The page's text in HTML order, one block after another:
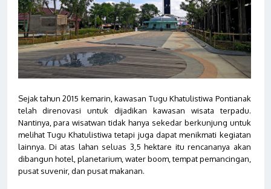
Sejak tahun 2015 kemarin, kawasan Tugu Khatulistiwa Pontianak
telah direnovasi untuk dijadikan kawasan wisata terpadu.
Nantinya, para wisatwan tidak hanya sekedar berkunjung untuk
melihat Tugu Khatulistiwa tetapi juga dapat menikmati kegiatan
lainnya. Di atas lahan seluas 3,5 hektare itu rencananya akan
dibangun hotel, planetarium, water boom, tempat pemancingan,
pusat suvenir, dan pusat makanan.